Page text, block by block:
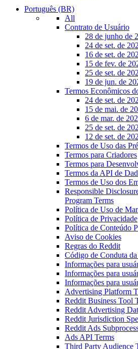
Português (BR)
All
Contrato de Usuário
28 de junho de
24 de set. de
16 de set. de
15 de fev. de
25 de set. de
19 de jun. de
Termos Econômicos
24 de set. de
15 de mai. de
6 de mar. de
25 de set. de
12 de set. de
Termos de Uso das
Termos para Criadores
Termos para
Termos da API de
Termos de Uso dos
Responsible
Program Terms
Política de Uso de
Política de Privacidade
Política de Conteúdo
Aviso de Cookies
Regras do Reddit
Código de Conduta
Informações para
Informações para
Informações para
Advertising Platform
Reddit Business Tool
Reddit Advertising
Reddit Jurisdiction
Reddit Ads
Ads API Terms
Third Party Audience